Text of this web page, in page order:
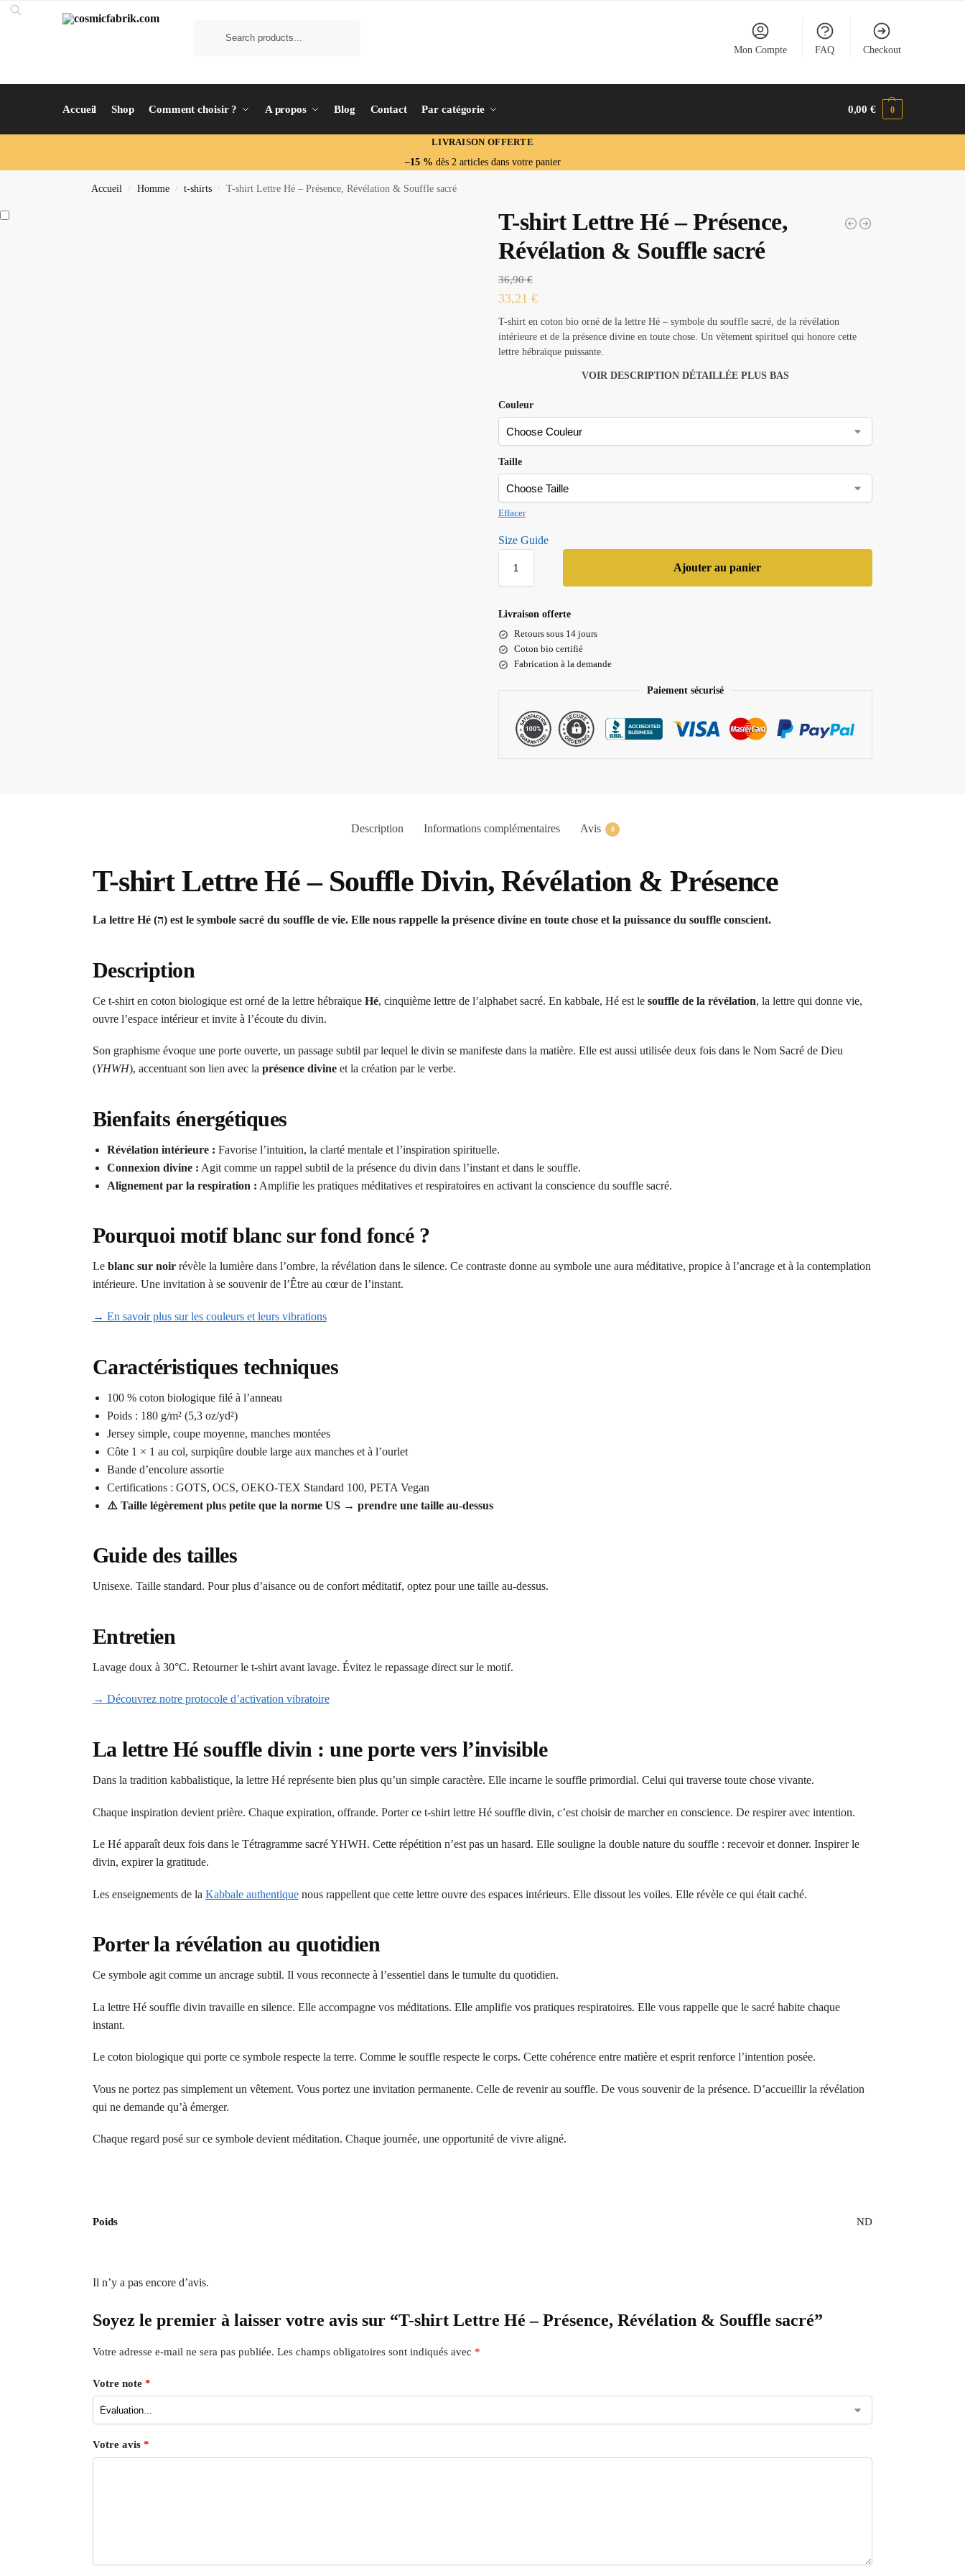
Mon Compte FAQ Checkout
Accueil Shop Comment choisir ? A propos Blog Contact Par catégorie 0,00€ 0
LIVRAISON OFFERTE
–15 % dès 2 articles dans votre panier
Accueil / Homme / t-shirts / T-shirt Lettre Hé – Présence, Révélation & Souffle sacré
T-shirt Lettre Hé – Présence,
Révélation & Souffle sacré
36,90€
33,21 €
T-shirt en coton bio orné de la lettre Hé – symbole du souffle sacré, de la révélation
intérieure et de la présence divine en toute chose. Un vêtement spirituel qui honore cette
lettre hébraïque puissante.
VOIR DESCRIPTION DÉTAILLÉE PLUS BAS
Couleur
Taille
Effacer
Size Guide
Ajouter au panier
Livraison offerte
Retours sous 14 jours
Coton bio certifié
Fabrication à la demande
Paiement sécurisé
Description Informations complémentaires Avis 0
T-shirt Lettre Hé – Souffle Divin, Révélation & Présence
La lettre Hé (ה) est le symbole sacré du souffle de vie. Elle nous rappelle la présence divine en toute chose et la puissance du souffle conscient.
Description
Ce t-shirt en coton biologique est orné de la lettre hébraïque Hé, cinquième lettre de l’alphabet sacré. En kabbale, Hé est le souffle de la révélation, la lettre qui donne vie,
ouvre l’espace intérieur et invite à l’écoute du divin.
Son graphisme évoque une porte ouverte, un passage subtil par lequel le divin se manifeste dans la matière. Elle est aussi utilisée deux fois dans le Nom Sacré de Dieu
(YHWH), accentuant son lien avec la présence divineet la création par le verbe.
Bienfaits énergétiques
Révélation intérieure : Favorise l’intuition, la clarté mentale et l’inspiration spirituelle.
Connexion divine : Agit comme un rappel subtil de la présence du divin dans l’instant et dans le souffle.
Alignement par la respiration : Amplifie les pratiques méditatives et respiratoires en activant la conscience du souffle sacré.
Pourquoi motif blanc sur fond foncé ?
Le blanc sur noirrévèle la lumière dans l’ombre, la révélation dans le silence. Ce contraste donne au symbole une aura méditative, propice à l’ancrage et à la contemplation
intérieure. Une invitation à se souvenir de l’Être au cœur de l’instant.
→ En savoir plus sur les couleurs et leurs vibrations
Caractéristiques techniques
100 % coton biologique filé à l’anneau
Poids : 180 g/m² (5,3 oz/yd²)
Jersey simple, coupe moyenne, manches montées
Côte 1 × 1 au col, surpiqûre double large aux manches et à l’ourlet
Bande d’encolure assortie
Certifications : GOTS, OCS, OEKO-TEX Standard 100, PETA Vegan
⚠️ Taille légèrement plus petite que la norme US → prendre une taille au-dessus
Guide des tailles
Unisexe. Taille standard. Pour plus d’aisance ou de confort méditatif, optez pour une taille au-dessus.
Entretien
Lavage doux à 30°C. Retourner le t-shirt avant lavage. Évitez le repassage direct sur le motif.
→ Découvrez notre protocole d’activation vibratoire
La lettre Hé souffle divin : une porte vers l’invisible
Dans la tradition kabbalistique, la lettre Hé représente bien plus qu’un simple caractère. Elle incarne le souffle primordial. Celui qui traverse toute chose vivante.
Chaque inspiration devient prière. Chaque expiration, offrande. Porter ce t-shirt lettre Hé souffle divin, c’est choisir de marcher en conscience. De respirer avec intention.
Le Hé apparaît deux fois dans le Tétragramme sacré YHWH. Cette répétition n’est pas un hasard. Elle souligne la double nature du souffle : recevoir et donner. Inspirer le
divin, expirer la gratitude.
Les enseignements de la Kabbale authentiquenous rappellent que cette lettre ouvre des espaces intérieurs. Elle dissout les voiles. Elle révèle ce qui était caché.
Porter la révélation au quotidien
Ce symbole agit comme un ancrage subtil. Il vous reconnecte à l’essentiel dans le tumulte du quotidien.
La lettre Hé souffle divin travaille en silence. Elle accompagne vos méditations. Elle amplifie vos pratiques respiratoires. Elle vous rappelle que le sacré habite chaque
instant.
Le coton biologique qui porte ce symbole respecte la terre. Comme le souffle respecte le corps. Cette cohérence entre matière et esprit renforce l’intention posée.
Vous ne portez pas simplement un vêtement. Vous portez une invitation permanente. Celle de revenir au souffle. De vous souvenir de la présence. D’accueillir la révélation
qui ne demande qu’à émerger.
Chaque regard posé sur ce symbole devient méditation. Chaque journée, une opportunité de vivre aligné.
Poids ND
Il n’y a pas encore d’avis.
Soyez le premier à laisser votre avis sur “T-shirt Lettre Hé – Présence, Révélation & Souffle sacré”
Votre adresse e-mail ne sera pas publiée. Les champs obligatoires sont indiqués avec *
Votre note *
Votre avis *